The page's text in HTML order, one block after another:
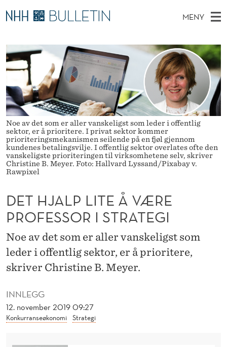
D
E
T
H
J
A
L
P
L
T
E
Å
V
Æ
R
E
P
MENY
O
V
E
D
M
E
N
Y
Ø
K
I
N
E
T
S
T
E
D
E
T
Stipendiater og nye forskerprofiler
Disputaser
Ekspertutvalg
Om Bulletin
Noe av det som er aller vanskeligst som leder i offentlig
sektor, er å prioritere. I privat sektor kommer
prioriteringsmekanismen seilende på en fjøl gjennom
kundenes betalingsvilje. I offentlig sektor overlates ofte den
vanskeligste prioriteringen til virksomhetene selv, skriver
Christine B. Meyer. Foto: Hallvard Lyssand/Pixabay v.
Rawpixel
INNLEGG
12. november 2019 09:27
Konkurranseøkonomi Strategi
DET HJALP LITE Å VÆRE
PROFESSOR I STRATEGI
Noe av det som er aller vanskeligst som
leder i offentlig sektor, er å prioritere,
skriver Christine B. Meyer.